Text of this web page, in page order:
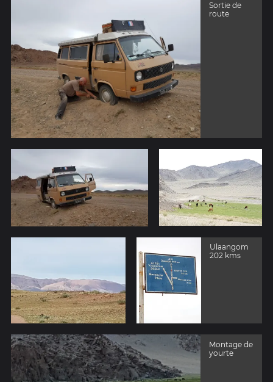
Sortie de
route
Ulaangom
202 kms
Montage de
yourte